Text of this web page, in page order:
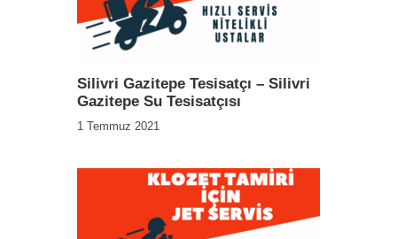
Silivri Gazitepe Tesisatçı – Silivri
Gazitepe Su Tesisatçısı
1 Temmuz 2021